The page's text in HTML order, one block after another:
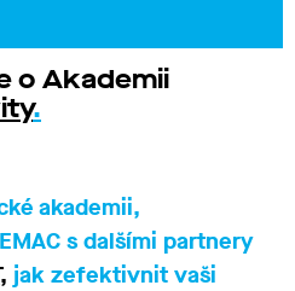
o Akademii
.
akademii,
s dalšími partnery
jak zefektivnit vaši